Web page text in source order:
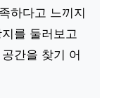
하다고 느끼지
를 둘러보고
간을 찾기 어